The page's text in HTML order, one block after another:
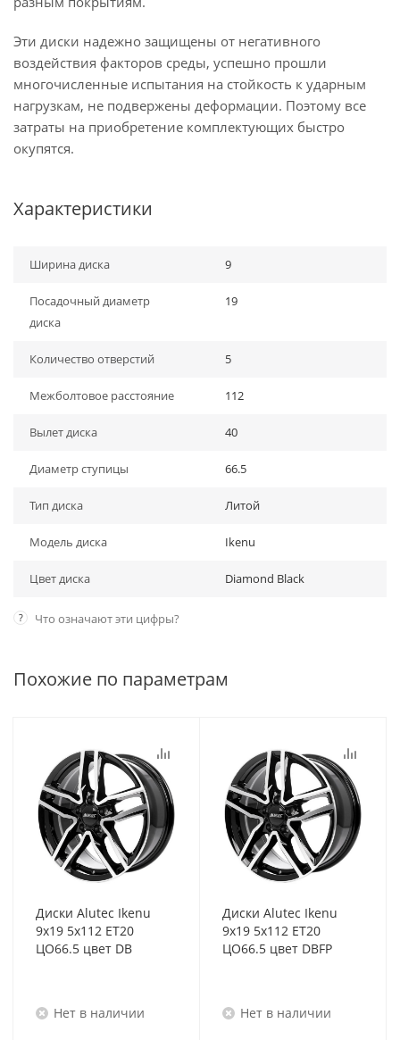
Эти диски надежно защищены от негативного
воздействия факторов среды, успешно прошли
многочисленные испытания на стойкость к ударным
нагрузкам, не подвержены деформации. Поэтому все
затраты на приобретение комплектующих быстро
окупятся.
Характеристики
Ширина диска 9
Посадочный диаметр
диска
19
Количество отверстий 5
Межболтовое расстояние 112
Вылет диска 40
Диаметр ступицы 66.5
Тип диска Литой
Модель диска Ikenu
Цвет диска Diamond Black
? Что означают эти цифры?
Похожие по параметрам
Диски Alutec Ikenu
9x19 5x112 ET20
ЦО66.5 цвет DB
Нет в наличии
Диски Alutec Ikenu
9x19 5x112 ET20
ЦО66.5 цвет DBFP
Нет в наличии